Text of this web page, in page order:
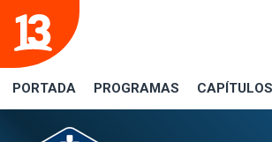
PORTADA PROGRAMAS CAPÍTULOS